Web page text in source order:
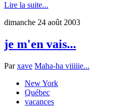
Lire la suite...
dimanche 24 août 2003
je m'en vais...
Parxave Maha-ha viiiiie...
New York
Québec
vacances